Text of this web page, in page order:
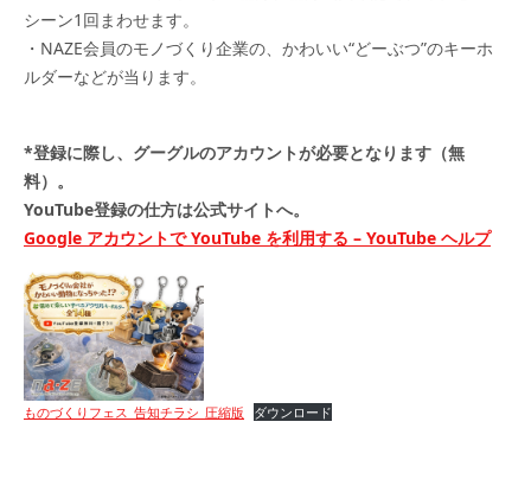
シーン1回まわせます。
・NAZE会員のモノづくり企業の、かわいい“どーぶつ”のキーホ
ルダーなどが当ります。
*登録に際し、グーグルのアカウントが必要となります（無
料）。
YouTube登録の仕方は公式サイトへ。
Google アカウントで YouTube を利用する – YouTube ヘルプ
ものづくりフェス_告知チラシ_圧縮版 ダウンロード